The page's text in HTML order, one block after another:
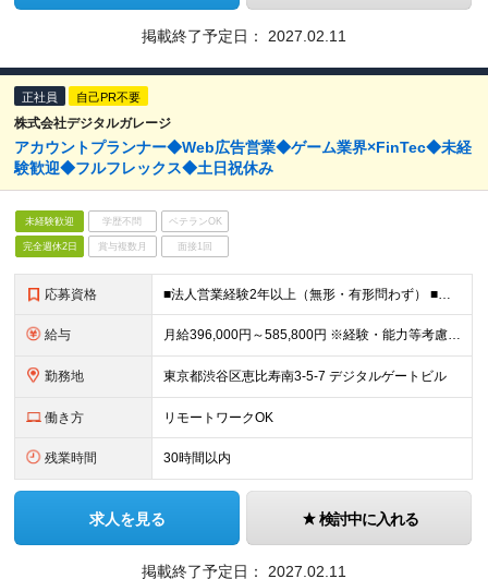
掲載終了予定日： 2027.02.11
正社員 自己PR不要
株式会社デジタルガレージ
アカウントプランナー◆Web広告営業◆ゲーム業界×FinTec◆未経
験歓迎◆フルフレックス◆土日祝休み
未経験歓迎 学歴不問 ベテランOK
完全週休2日 賞与複数月 面接1回
応募資格 ■法人営業経験2年以上（無形・有形問わず） ■学歴不問 ＜求める人物像＞ ・数値に向き合う論理的思考力をお持ちの方 ・結果にこだわる姿勢をお持ちの方 ・変化を楽しみながら柔軟に対応できる方 ・スピー
給与 月給396,000円～585,800円 ※経験・能力等考慮の上、規定により優遇 ※固定残業代（月30時間相当の残業手当及び深夜勤務手当として月69,750円～87,120円）を月給に含んで支給 ※超
勤務地 東京都渋谷区恵比寿南3-5-7 デジタルゲートビル
働き方 リモートワークOK
残業時間 30時間以内
求人を見る 検討中に入れる
掲載終了予定日： 2027.02.11